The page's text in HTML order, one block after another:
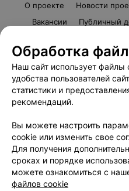
Северный улов (рыбная
тарелка)
295 г • Скумбрия копченая,
бутерброд со шпротами,
лосось свежесоленый,
О проекте Новости
Вакансии
Публичный
Написать
Связаться по
Персональные
Обработка
Обработка
Наш сайт использует файлы
удобства пользователей
статистики и
рекомендаций.
Вы можете настроить
cookie или изменить свое
Для получения
сроках и порядке
можете ознакомиться с
файлов cookie